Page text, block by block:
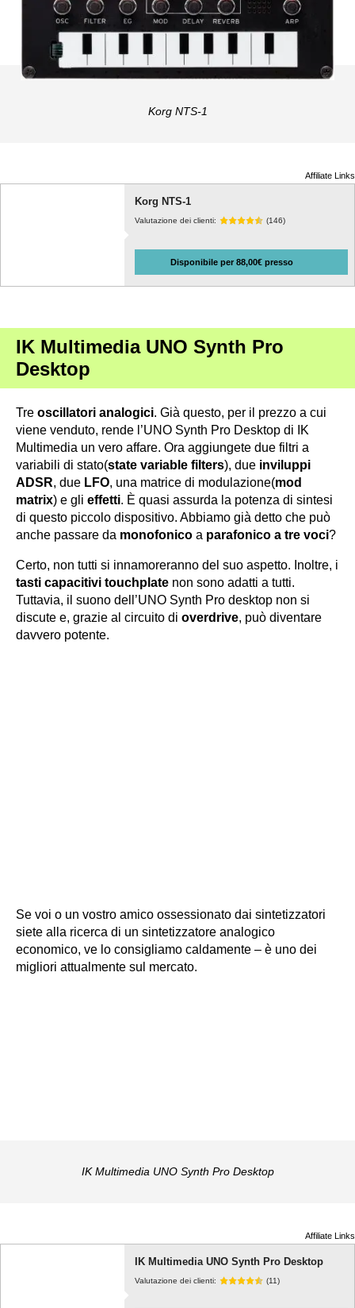
Korg NTS-1
Affiliate Links
Korg NTS-1
Valutazione dei clienti: (146)
Disponibile per 88,00€ presso
IK Multimedia UNO Synth Pro
Desktop
Tre oscillatori analogici. Già questo, per il prezzo a cui
viene venduto, rende l’UNO Synth Pro Desktop di IK
Multimedia un vero affare. Ora aggiungete due filtri a
variabili di stato(state variable filters), due inviluppi
ADSR, due LFO, una matrice di modulazione(mod
matrix) e gli effetti. È quasi assurda la potenza di sintesi
di questo piccolo dispositivo. Abbiamo già detto che può
anche passare da monofonico a parafonico a tre voci?
Certo, non tutti si innamoreranno del suo aspetto. Inoltre, i
tasti capacitivi touchplate non sono adatti a tutti.
Tuttavia, il suono dell’UNO Synth Pro desktop non si
discute e, grazie al circuito di overdrive, può diventare
davvero potente.
Se voi o un vostro amico ossessionato dai sintetizzatori
siete alla ricerca di un sintetizzatore analogico
economico, ve lo consigliamo caldamente – è uno dei
migliori attualmente sul mercato.
IK Multimedia UNO Synth Pro Desktop
Affiliate Links
IK Multimedia UNO Synth Pro Desktop
Valutazione dei clienti: (11)